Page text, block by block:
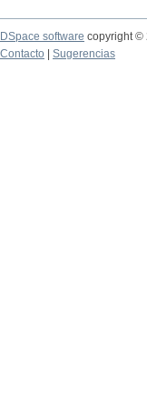
DSpace software copyright ©
Contacto
Sugerencias